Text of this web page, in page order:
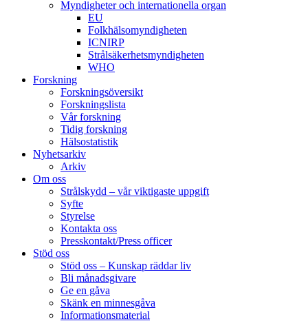
Myndigheter och internationella organ
EU
Folkhälsomyndigheten
ICNIRP
Strålsäkerhetsmyndigheten
WHO
Forskning
Forskningsöversikt
Forskningslista
Vår forskning
Tidig forskning
Hälsostatistik
Nyhetsarkiv
Arkiv
Om oss
Strålskydd – vår viktigaste uppgift
Syfte
Styrelse
Kontakta oss
Presskontakt/Press officer
Stöd oss
Stöd oss – Kunskap räddar liv
Bli månadsgivare
Ge en gåva
Skänk en minnesgåva
Informationsmaterial